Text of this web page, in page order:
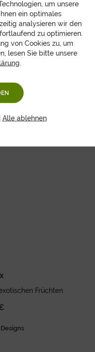
überraschte
innovativen Obst-
Jetzt fehlen Sie
Früchten
Designs
um unsere
ein optimales
analysieren wir den
zu optimieren.
von Cookies zu, um
lesen Sie bitte unsere
.
Alle ablehnen